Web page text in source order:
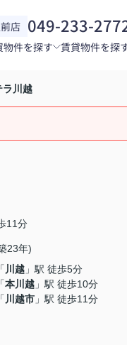
店 049-233-
物件を探す 賃貸物件を探
ラ川越
11分
23年)
「 川越 」駅 徒歩5分
「本川越 」駅 徒歩10分
「 川越市 」駅 徒歩11分